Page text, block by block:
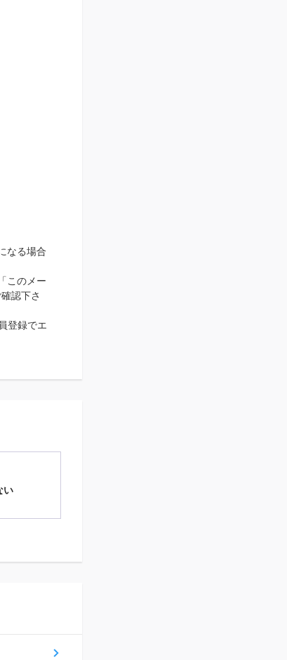
なる場合
このメー
認下さ
登録でエ
い